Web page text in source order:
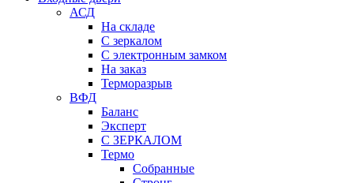
АСД
На складе
С зеркалом
С электронным замком
На заказ
Терморазрыв
ВФД
Баланс
Эксперт
С ЗЕРКАЛОМ
Термо
Собранные